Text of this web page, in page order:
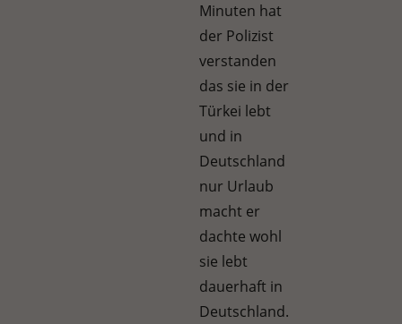
Minuten hat
der Polizist
verstanden
das sie in der
Türkei lebt
und in
Deutschland
nur Urlaub
macht er
dachte wohl
sie lebt
dauerhaft in
Deutschland.